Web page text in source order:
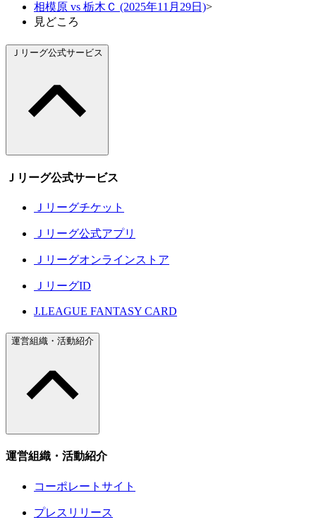
相模原 vs 栃木Ｃ (2025年11月29日)>
見どころ
Ｊリーグ公式サービス
Ｊリーグ公式サービス
Ｊリーグチケット
Ｊリーグ公式アプリ
Ｊリーグオンラインストア
ＪリーグID
J.LEAGUE FANTASY CARD
運営組織・活動紹介
運営組織・活動紹介
コーポレートサイト
プレスリリース